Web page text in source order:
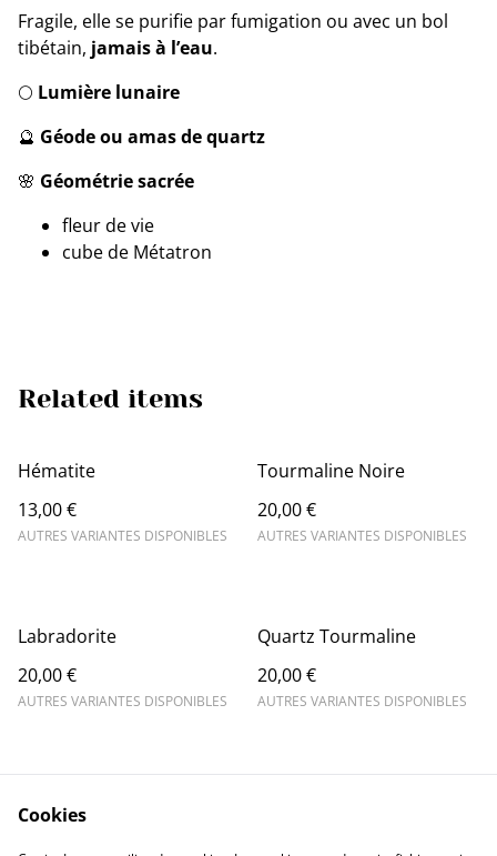
Fragile, elle se purifie par fumigation ou avec un bol
tibétain, jamais à l’eau.
🌕 Lumière lunaire
🔮 Géode ou amas de quartz
🌸 Géométrie sacrée
fleur de vie
cube de Métatron
Related items
Hématite
13,00 €
AUTRES VARIANTES DISPONIBLES
Tourmaline Noire
20,00 €
AUTRES VARIANTES DISPONIBLES
Labradorite
20,00 €
AUTRES VARIANTES DISPONIBLES
Quartz Tourmaline
20,00 €
AUTRES VARIANTES DISPONIBLES
Cookies